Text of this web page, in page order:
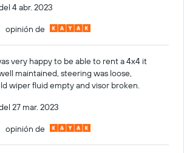
4 abr. 2023
opinión de
very happy to be able to rent a 4x4 it
maintained, steering was loose,
wiper fluid empty and visor broken.
27 mar. 2023
opinión de